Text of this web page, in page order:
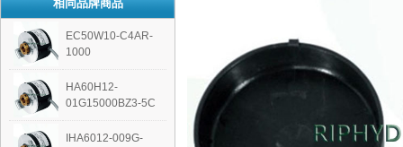
相同品牌商品
EC50W10-C4AR-
1000
HA60H12-
01G15000BZ3-5C
IHA6012-009G-